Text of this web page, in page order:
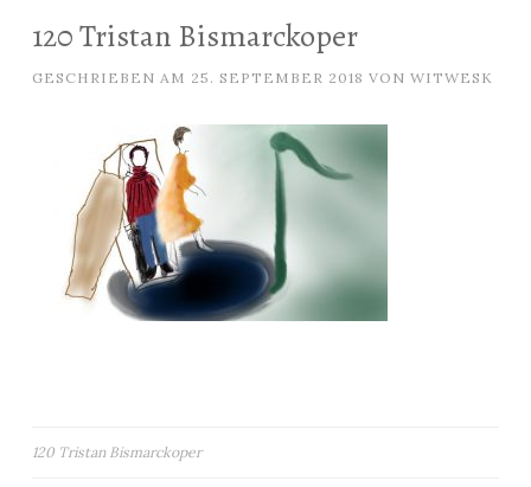
120 Tristan Bismarckoper
GESCHRIEBEN AM 25. SEPTEMBER 2018 VON WITWESK
Beitragsnavigation
120 Tristan Bismarckoper